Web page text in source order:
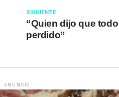
SIGUIENTE
“Quien dijo que
perdido”
ANUNCIO